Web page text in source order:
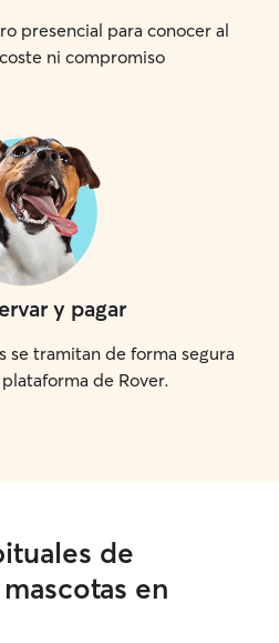
presencial para conocer al
ni compromiso
y pagar
se tramitan de forma segura
de Rover.
de
en